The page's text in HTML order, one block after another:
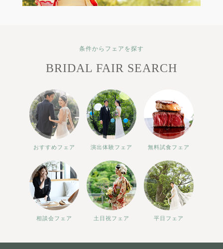
条件からフェアを探す
BRIDAL FAIR SEARCH
おすすめフェア 演出体験フェア 無料試食フェア
相談会フェア 土日祝フェア 平日フェア